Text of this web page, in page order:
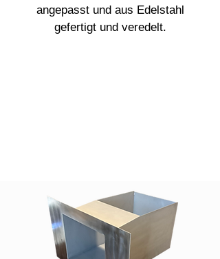
angepasst und aus Edelstahl
gefertigt und veredelt.